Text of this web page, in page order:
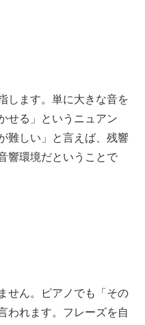
します。単に大きな音を
せる」というニュアン
難しい」と言えば、残響
響環境だということで
せん。ピアノでも「その
われます。フレーズを自